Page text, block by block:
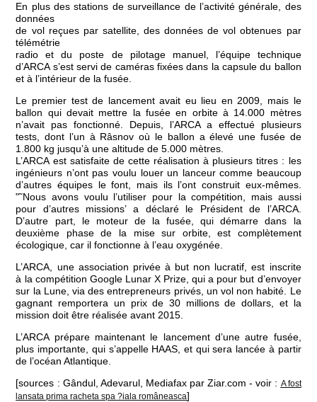
En plus des stations de surveillance de l’activité générale, des
données
de vol reçues par satellite, des données de vol obtenues par
télémétrie
radio et du poste de pilotage manuel, l’équipe technique
d’ARCA s’est servi de caméras fixées dans la capsule du ballon
et à l’intérieur de la fusée.
Le premier test de lancement avait eu lieu en 2009, mais le
ballon qui devait mettre la fusée en orbite à 14.000 mètres
n’avait pas fonctionné. Depuis, l’ARCA a effectué plusieurs
tests, dont l’un à Râsnov où le ballon a élevé une fusée de
1.800 kg jusqu’à une altitude de 5.000 mètres.
L’ARCA est satisfaite de cette réalisation à plusieurs titres : les
ingénieurs n’ont pas voulu louer un lanceur comme beaucoup
d’autres équipes le font, mais ils l’ont construit eux-mêmes.
"˜Nous avons voulu l’utiliser pour la compétition, mais aussi
pour d’autres missions’ a déclaré le Président de l’ARCA.
D’autre part, le moteur de la fusée, qui démarre dans la
deuxième phase de la mise sur orbite, est complètement
écologique, car il fonctionne à l’eau oxygénée.
L’ARCA, une association privée à but non lucratif, est inscrite
à la compétition Google Lunar X Prize, qui a pour but d’envoyer
sur la Lune, via des entrepreneurs privés, un vol non habité. Le
gagnant remportera un prix de 30 millions de dollars, et la
mission doit être réalisée avant 2015.
L’ARCA prépare maintenant le lancement d’une autre fusée,
plus importante, qui s’appelle HAAS, et qui sera lancée à partir
de l’océan Atlantique.
[sources : Gândul, Adevarul, Mediafax par Ziar.com - voir : A fost
lansata prima racheta spa ?iala româneasca]